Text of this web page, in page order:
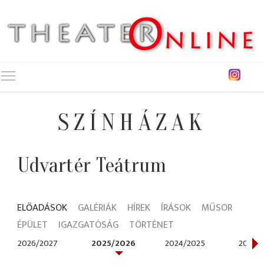
SZÍNHÁZAK
Udvartér Teátrum
ELŐADÁSOK GALÉRIÁK HÍREK ÍRÁSOK
MŰSOR
ÉPÜLET
IGAZGATÓSÁG TÖRTÉNET
2026/2027 2025/2026 2024/2025 2023/